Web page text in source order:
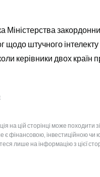
Міністерства
щодо штучного
керівники двох країн
на цій сторінці може походити
є фінансовою, інвестиційною
лише на інформацію з цієї